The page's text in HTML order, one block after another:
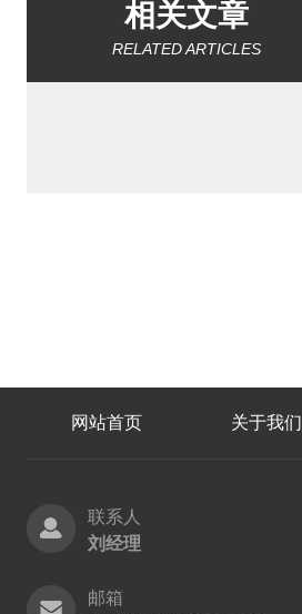
相关文章
RELATED ARTICLES
网站首页 关于我们
联系人
刘经理
邮箱